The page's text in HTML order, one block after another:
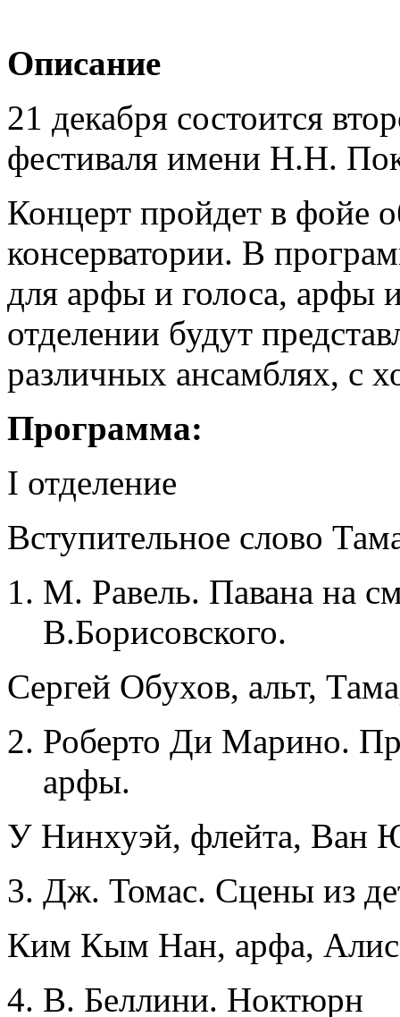
Описание
21 декабря состоится
фестиваля имени Н.Н.
Концерт пройдет в фойе
консерватории. В
для арфы и голоса, арфы
отделении будут
различных ансамблях, с
Программа:
I отделение
Вступительное слово
М. Равель. Павана на
В.Борисовского.
Сергей Обухов, альт,
Роберто Ди Марино.
арфы.
У Нинхуэй, флейта, Ван
Дж. Томас. Сцены из
Ким Кым Нан, арфа,
В. Беллини. Ноктюрн